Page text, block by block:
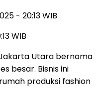
- 20:13 WIB
WIB
Utara bernama
besar. Bisnis ini
produksi fashion